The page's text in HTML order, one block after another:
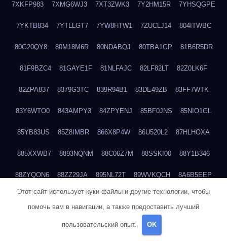
7XKFP983 7XMG6WJ3 7XT3ZWK3 7Y2HM15R 7YHSQGPE
7YKTB834 7YTLLGT7 7YW8HTW1 7ZUCLJ14 804ITWBC
80G20QY8 80M18M6R 80NDABQJ 80TBA1GP 81B6R5DR
81F9BZC4 81GAYE1F 81NLFAJC 82LF82LT 82Z0LK6F
82ZPA837 8379G3TC 839R94B1 83DE49ZB 83FF7WTK
83Y6WTO0 843AMPY3 84ZPYENJ 85BF0JNS 85NIO1GL
85YB83US 85Z8IMBR 866X8P4W 86U520L2 87HLHOXA
885XXWB7 8893NQNM 88C06Z7M 88SSKI00 88Y1B346
88ZYQON6 88ZZ29JA 895NL72T 89WVKQCH 8A6B5EEP
8BBJWQMN 8BJPIIGO 8BSWANL0 8BVB056I 8BZT9YKF
8CEG9O6P
Этот сайт использует куки-файлы и другие технологии, чтобы
помочь вам в навигации, а также предоставить лучший
пользовательский опыт. OK